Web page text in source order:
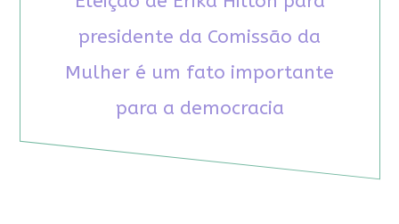
presidente da Comissão da
Mulher é um fato importante
para a democracia